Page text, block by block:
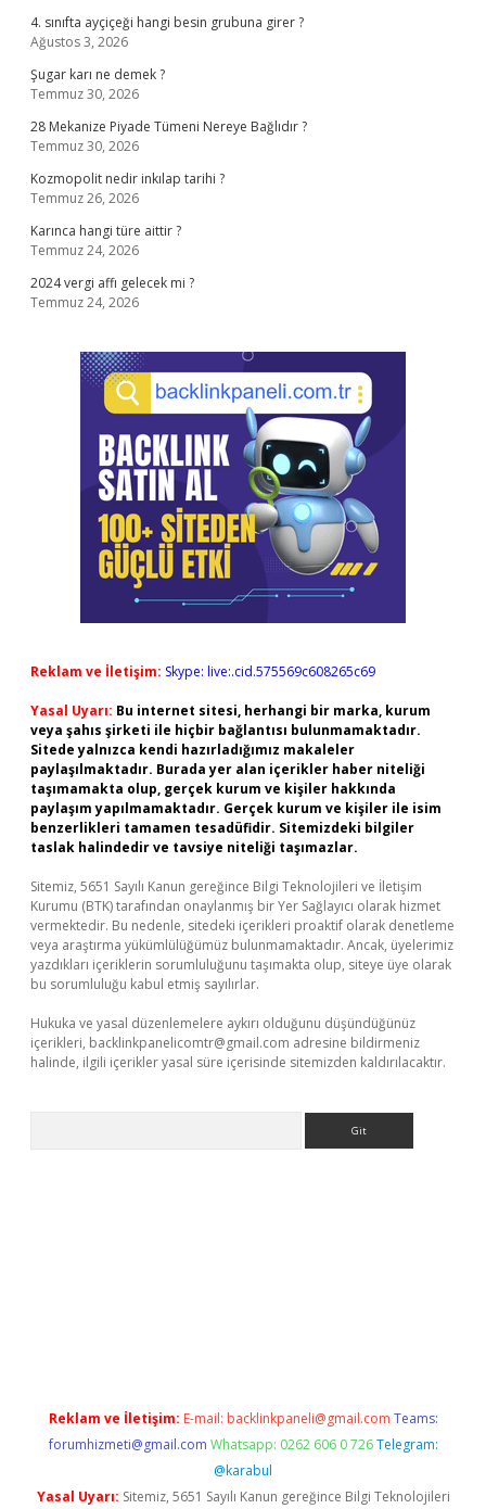
4. sınıfta ayçiçeği hangi besin grubuna girer ?
Ağustos 3, 2026
Şugar karı ne demek ?
Temmuz 30, 2026
28 Mekanize Piyade Tümeni Nereye Bağlıdır ?
Temmuz 30, 2026
Kozmopolit nedir inkılap tarihi ?
Temmuz 26, 2026
Karınca hangi türe aittir ?
Temmuz 24, 2026
2024 vergi affı gelecek mi ?
Temmuz 24, 2026
Reklam ve İletişim: Skype: live:.cid.575569c608265c69
Yasal Uyarı: Bu internet sitesi, herhangi bir marka, kurum
veya şahıs şirketi ile hiçbir bağlantısı bulunmamaktadır.
Sitede yalnızca kendi hazırladığımız makaleler
paylaşılmaktadır. Burada yer alan içerikler haber niteliği
taşımamakta olup, gerçek kurum ve kişiler hakkında
paylaşım yapılmamaktadır. Gerçek kurum ve kişiler ile isim
benzerlikleri tamamen tesadüfidir. Sitemizdeki bilgiler
taslak halindedir ve tavsiye niteliği taşımazlar.
Sitemiz, 5651 Sayılı Kanun gereğince Bilgi Teknolojileri ve İletişim
Kurumu (BTK) tarafından onaylanmış bir Yer Sağlayıcı olarak hizmet
vermektedir. Bu nedenle, sitedeki içerikleri proaktif olarak denetleme
veya araştırma yükümlülüğümüz bulunmamaktadır. Ancak, üyelerimiz
yazdıkları içeriklerin sorumluluğunu taşımakta olup, siteye üye olarak
bu sorumluluğu kabul etmiş sayılırlar.
Hukuka ve yasal düzenlemelere aykırı olduğunu düşündüğünüz
içerikleri, backlinkpanelicomtr@gmail.com adresine bildirmeniz
halinde, ilgili içerikler yasal süre içerisinde sitemizden kaldırılacaktır.
Reklam ve İletişim: E-mail: backlinkpaneli@gmail.com Teams:
forumhizmeti@gmail.com Whatsapp: 0262 606 0 726 Telegram:
@karabul
Yasal Uyarı: Sitemiz, 5651 Sayılı Kanun gereğince Bilgi Teknolojileri